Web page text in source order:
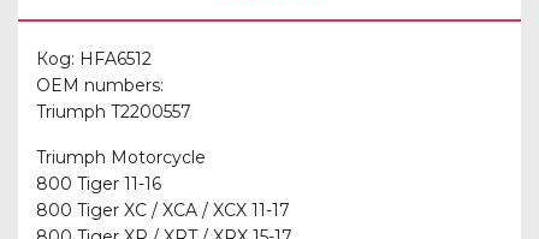
Код: HFA6512
OEM numbers:
Triumph T2200557
Triumph Motorcycle
800 Tiger 11-16
800 Tiger XC / XCA / XCX 11-17